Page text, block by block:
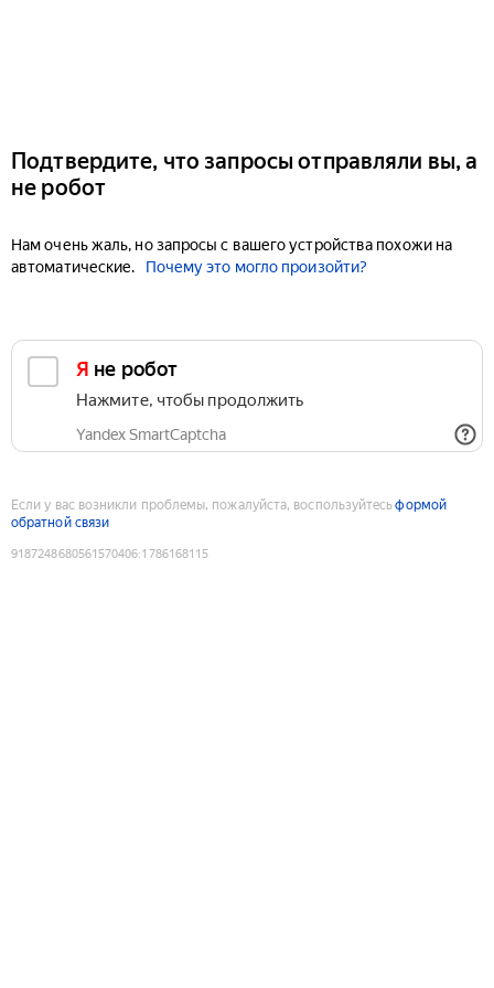
Подтвердите, что запросы отправляли вы, а
не робот
Нам очень жаль, но запросы с вашего устройства похожи на
автоматические.
Почему это могло произойти?
Я не робот
Нажмите, чтобы продолжить
Yandex SmartCaptcha
Если у вас возникли проблемы, пожалуйста, воспользуйтесьформой
обратной связи
9187248680561570406:1786168115